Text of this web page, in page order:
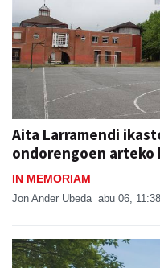
Aita Larramendi
ondorengoen arteko
IN MEMORIAM
Jon Ander Ubeda abu 06, 11:38